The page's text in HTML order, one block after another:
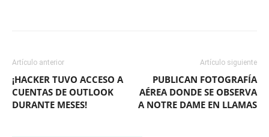
Artículo anterior
¡HACKER TUVO ACCESO A
CUENTAS DE OUTLOOK
DURANTE MESES!
Artículo siguiente
PUBLICAN FOTOGRAFÍA
AÉREA DONDE SE OBSERVA
A NOTRE DAME EN LLAMAS